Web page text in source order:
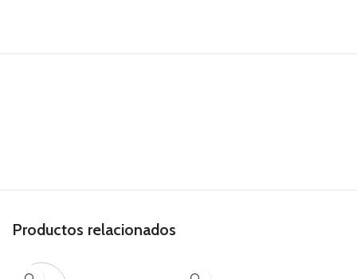
Productos relacionados